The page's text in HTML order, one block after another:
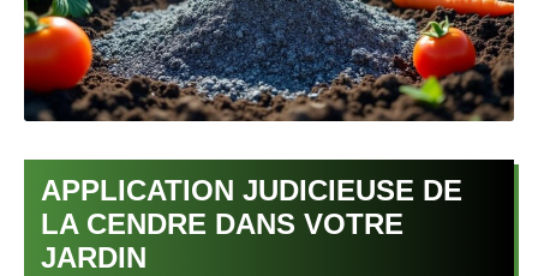
APPLICATION JUDICIEUSE DE
LA CENDRE DANS VOTRE
JARDIN